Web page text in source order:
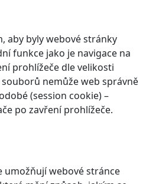
aby byly webové stránky
funkce jako je navigace na
prohlížeče dle velikosti
nemůže web správně
(session cookie) –
po zavření prohlížeče.
umožňují webové stránce